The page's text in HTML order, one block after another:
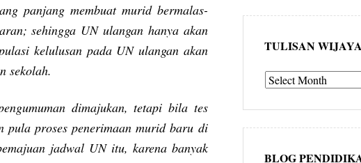
panjang membuat murid bermalas-
sehingga UN ulangan hanya akan
kelulusan pada UN ulangan akan
sekolah.
dimajukan, tetapi bila tes
pula proses penerimaan murid baru di
jadwal UN itu, karena banyak
TULISAN
Tulisan
per
bulan
BLOG